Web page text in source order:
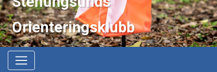
Orienteringsklubb